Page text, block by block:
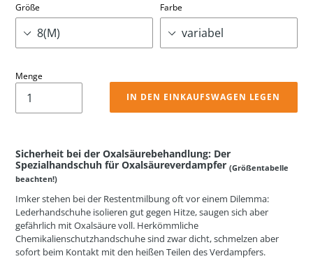
Größe Farbe
Menge
IN DEN EINKAUFSWAGEN LEGEN
Sicherheit bei der Oxalsäurebehandlung: Der
Spezialhandschuh für Oxalsäureverdampfer (Größentabelle
beachten!)
Imker stehen bei der Restentmilbung oft vor einem Dilemma:
Lederhandschuhe isolieren gut gegen Hitze, saugen sich aber
gefährlich mit Oxalsäure voll. Herkömmliche
Chemikalienschutzhandschuhe sind zwar dicht, schmelzen aber
sofort beim Kontakt mit den heißen Teilen des Verdampfers.